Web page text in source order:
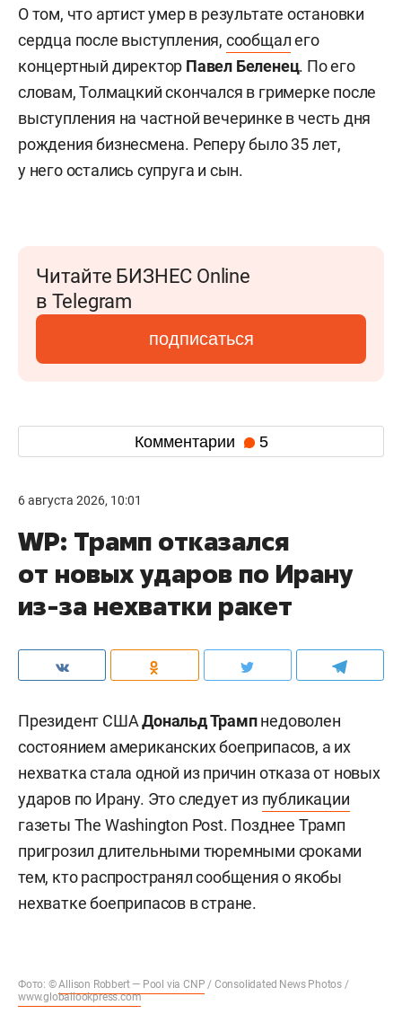
О том, что артист умер в результате остановки
сердца после выступления, сообщалего
концертный директор Павел Беленец. По его
словам, Толмацкий скончался в гримерке после
выступления на частной вечеринке в честь дня
рождения бизнесмена. Реперу было 35 лет,
у него остались супруга и сын.
Читайте БИЗНЕС Online
в Telegram
подписаться
Комментарии 5
6 августа 2026, 10:01
WP: Трамп отказался
от новых ударов по Ирану
из-за нехватки ракет
Президент СШАДональд Трампнедоволен
состоянием американских боеприпасов, а их
нехватка стала одной из причин отказа от новых
ударов по Ирану. Это следует из публикации
газеты The Washington Post. Позднее Трамп
пригрозил длительными тюремными сроками
тем, кто распространял сообщения о якобы
нехватке боеприпасов в стране.
Фото: ©Allison Robbert — Pool via CNP / Consolidated News Photos /
www.globallookpress.com